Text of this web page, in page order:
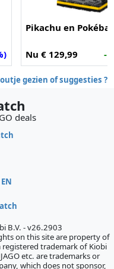
Pikachu en
Nu € 129,99 -
gezien of suggesties ?
deals
EN
B.V. - v26.2903
on this site are property of
trademark of Kiobi
etc. are trademarks or
which does not sponsor,